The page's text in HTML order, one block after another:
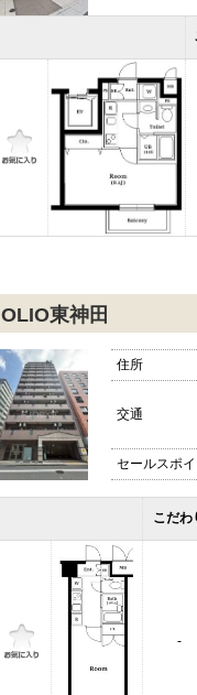
OLIO東神田
住所
交通
セールスポ
こだわ
-